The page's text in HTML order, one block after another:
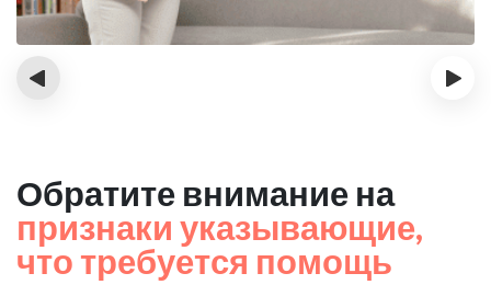
‹ ›
Обратите внимание на
признаки указывающие,
что требуется помощь